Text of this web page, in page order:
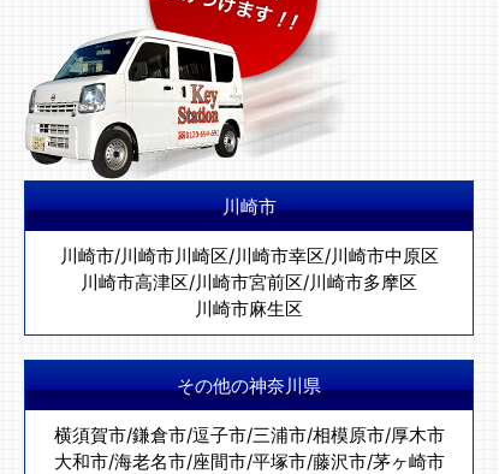
川崎市
川崎市/川崎市川崎区/川崎市幸区/川崎市中原区
川崎市高津区/川崎市宮前区/川崎市多摩区
川崎市麻生区
その他の神奈川県
横須賀市/鎌倉市/逗子市/三浦市/相模原市/厚木市
大和市/海老名市/座間市/平塚市/藤沢市/茅ヶ崎市